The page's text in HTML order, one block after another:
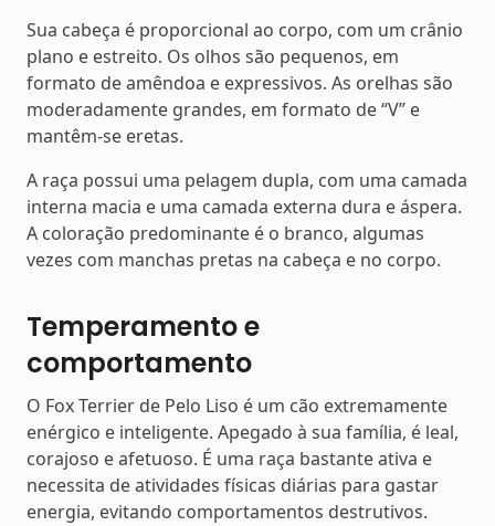
Sua cabeça é proporcional ao corpo, com um crânio
plano e estreito. Os olhos são pequenos, em
formato de amêndoa e expressivos. As orelhas são
moderadamente grandes, em formato de “V” e
mantêm-se eretas.
A raça possui uma pelagem dupla, com uma camada
interna macia e uma camada externa dura e áspera.
A coloração predominante é o branco, algumas
vezes com manchas pretas na cabeça e no corpo.
Temperamento e
comportamento
O Fox Terrier de Pelo Liso é um cão extremamente
enérgico e inteligente. Apegado à sua família, é leal,
corajoso e afetuoso. É uma raça bastante ativa e
necessita de atividades físicas diárias para gastar
energia, evitando comportamentos destrutivos.